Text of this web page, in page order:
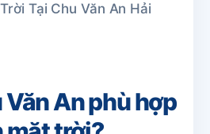
Tại Chu Văn An Hải
An phù hợp